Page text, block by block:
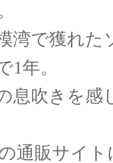
湾で獲れ
1年。
息吹きを感
通販サイ